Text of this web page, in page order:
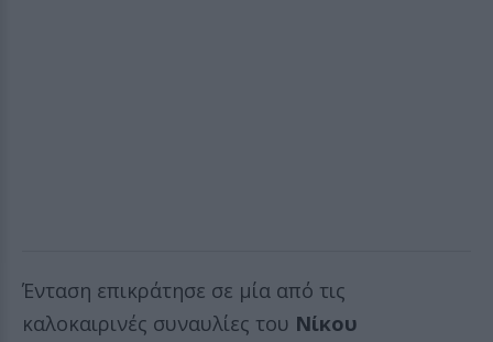
Ένταση επικράτησε σε μία από τις
καλοκαιρινές συναυλίες του Νίκου